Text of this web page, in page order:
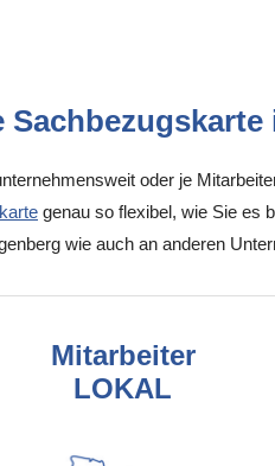
oder je
genau so flexibel, wie Sie es
wie auch an anderen
Mitarbeiter
LOKAL